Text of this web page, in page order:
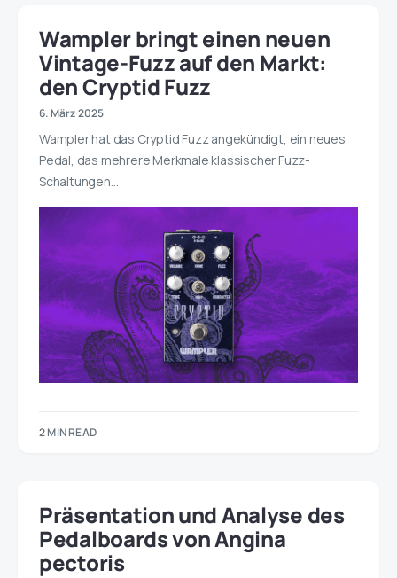
Wampler bringt einen neuen
Vintage-Fuzz auf den Markt:
den Cryptid Fuzz
6. März 2025
Wampler hat das Cryptid Fuzz angekündigt, ein neues
Pedal, das mehrere Merkmale klassischer Fuzz-
Schaltungen…
2 MIN READ
Präsentation und Analyse des
Pedalboards von Angina
pectoris